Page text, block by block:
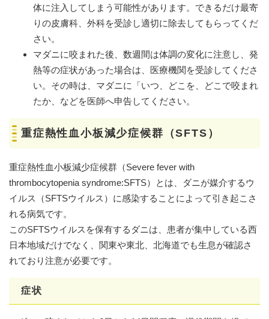
体に注入してしまう可能性があります。できるだけ最寄
りの皮膚科、外科を受診し適切に除去してもらってくだ
さい。
マダニに咬まれた後、数週間は体調の変化に注意し、発
熱等の症状があった場合は、医療機関を受診してくださ
い。その時は、マダニに「いつ、どこを、どこで咬まれ
たか、などを医師へ申告してください。
重症熱性血小板減少症候群（SFTS）
重症熱性血小板減少症候群（Severe fever with
thrombocytopenia syndrome:SFTS）とは、ダニが媒介するウ
イルス（SFTSウイルス）に感染することによって引き起こさ
れる病気です。
このSFTSウイルスを保有するダニは、患者が集中している西
日本地域だけでなく、関東や東北、北海道でも生息が確認さ
れており注意が必要です。
症状